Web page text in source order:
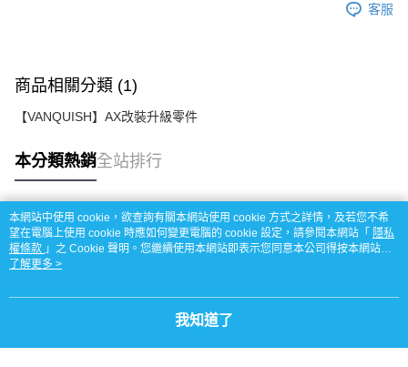
每筆NT$100，滿NT$2,000(含以上)免運費
客服
商品相關分類 (1)
【VANQUISH】AX改裝升級零件
本分類熱銷全站排行
熱門標籤
本網站中使用 cookie，欲查詢有關本網站使用 cookie 方式之詳情，及若您不希
望在電腦上使用 cookie 時應如何變更電腦的 cookie 設定，請參閱本網站「 隱私
權條款 」之 Cookie 聲明。您繼續使用本網站即表示您同意本公司得按本網站使
用條款之 Cookie 聲明使用 cookie。
了解更多 >
我知道了